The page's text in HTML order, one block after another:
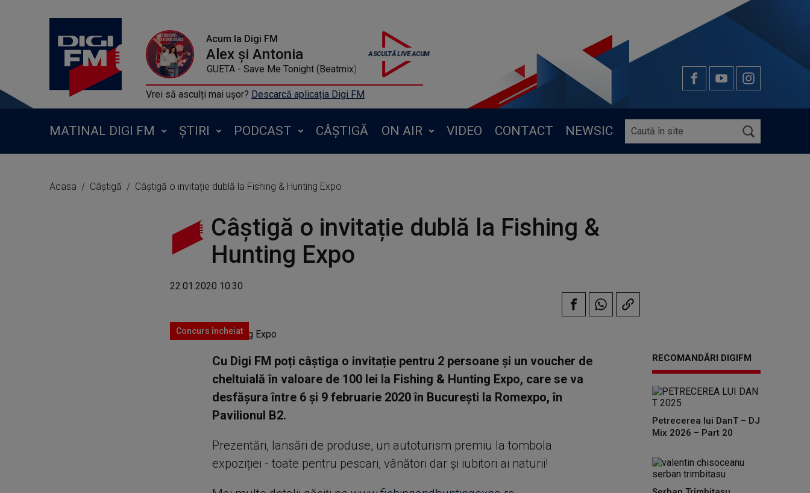
Acum la Digi FM
Alex și Antonia
JENNIFER LOPEZ FT DAVID GUETA - Save Me Tonight (Beatmix)
Vrei să asculți mai ușor? Descarcă aplicația Digi FM
MATINAL DIGI FM ȘTIRI PODCAST CÂȘTIGĂ ON AIR VIDEO CONTACT NEWSIC
Acasa Câștigă Câștigă o invitație dublă la Fishing & Hunting Expo
Câștigă o invitație dublă la Fishing &
Hunting Expo
22.01.2020 10:30
Concurs încheiat
Cu Digi FM poți câștiga o invitație pentru 2 persoane și un voucher de
cheltuială în valoare de 100 lei la Fishing & Hunting Expo, care se va
desfășura între 6 și 9 februarie 2020 în București la Romexpo, în
Pavilionul B2.
Prezentări, lansări de produse, un autoturism premiu la tombola
expoziției - toate pentru pescari, vânători dar și iubitori ai naturii!
RECOMANDĂRI DIGIFM
Petrecerea lui DanT – DJ
Mix 2026 – Part 20